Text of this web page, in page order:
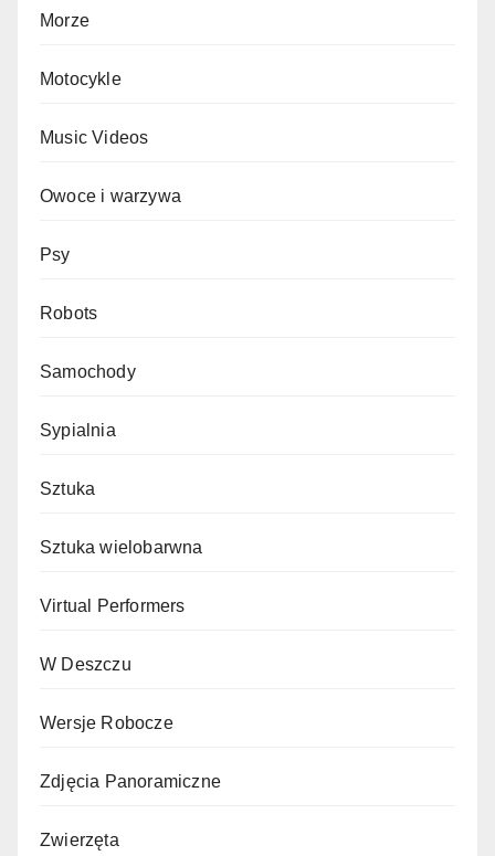
Morze
Motocykle
Music Videos
Owoce i warzywa
Psy
Robots
Samochody
Sypialnia
Sztuka
Sztuka wielobarwna
Virtual Performers
W Deszczu
Wersje Robocze
Zdjęcia Panoramiczne
Zwierzęta